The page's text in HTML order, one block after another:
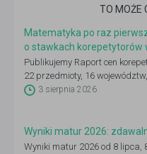
TO MOŻE
Matematyka po raz
o stawkach korepetytorów
Publikujemy Raport cen
22 przedmioty, 16
3 sierpnia 2026
Wyniki matur 2026:
Wyniki matur 2026 od 8